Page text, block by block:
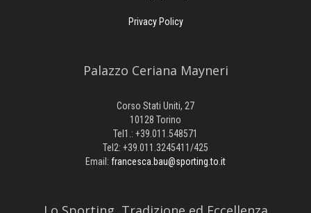
Privacy Policy
Palazzo Ceriana Mayneri
Corso Stati Uniti, 27
10128 Torino
Tel1.: +39.011.548571
Tel2: +39.011.3245411/425
Email: francesca.bau@sporting.to.it